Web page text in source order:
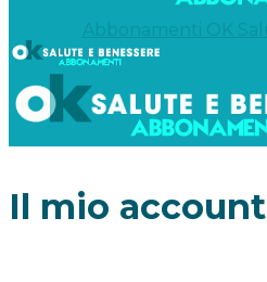
Il mio account